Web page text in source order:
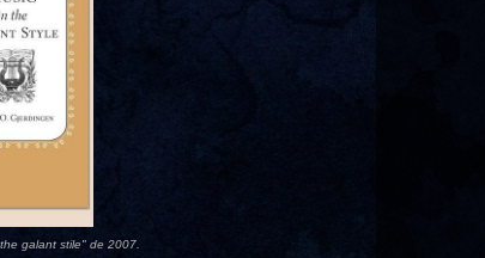
galant stile" de 2007.